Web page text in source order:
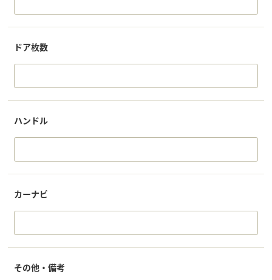
ドア枚数
ハンドル
カーナビ
その他・備考